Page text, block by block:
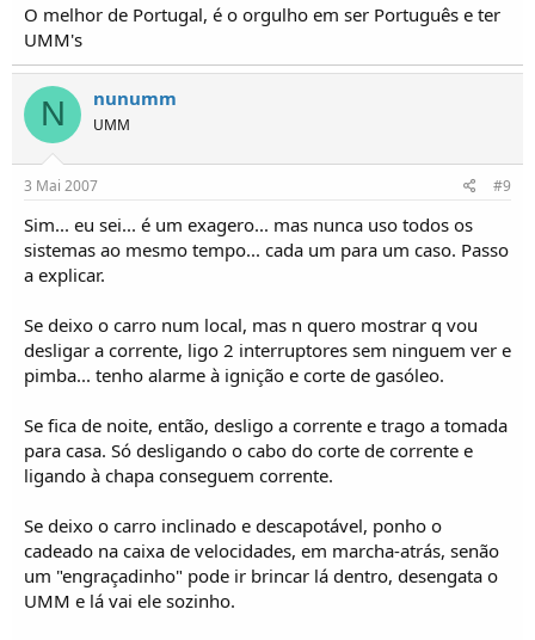
O melhor de Portugal, é o orgulho em ser Português e ter
UMM's
N nunumm
UMM
3 Mai 2007 #9
Sim... eu sei... é um exagero... mas nunca uso todos os
sistemas ao mesmo tempo... cada um para um caso. Passo
a explicar.
Se deixo o carro num local, mas n quero mostrar q vou
desligar a corrente, ligo 2 interruptores sem ninguem ver e
pimba... tenho alarme à ignição e corte de gasóleo.
Se fica de noite, então, desligo a corrente e trago a tomada
para casa. Só desligando o cabo do corte de corrente e
ligando à chapa conseguem corrente.
Se deixo o carro inclinado e descapotável, ponho o
cadeado na caixa de velocidades, em marcha-atrás, senão
um "engraçadinho" pode ir brincar lá dentro, desengata o
UMM e lá vai ele sozinho.